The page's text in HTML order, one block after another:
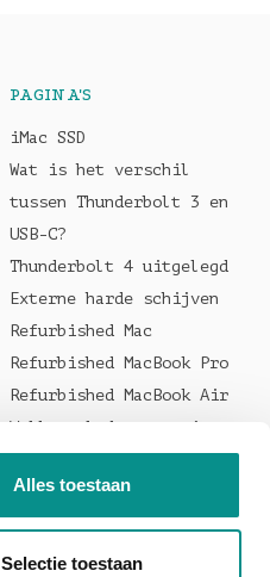
Alles toestaan
Selectie toestaan
PAGINA'S
iMac SSD
Wat is het verschil
tussen Thunderbolt 3 en
USB-C?
Thunderbolt 4 uitgelegd
Externe harde schijven
Refurbished Mac
Refurbished MacBook Pro
Refurbished MacBook Air
Welke oplader voor je